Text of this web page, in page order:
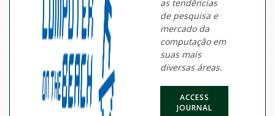
as tendências
de pesquisa e
mercado da
computação em
suas mais
diversas áreas.
ACCESS
JOURNAL